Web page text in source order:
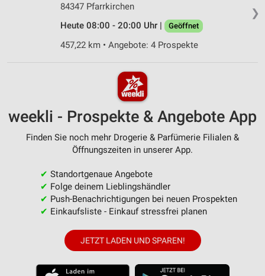
❯
84347 Pfarrkirchen
Heute 08:00 - 20:00 Uhr |
Geöffnet
457,22 km • Angebote: 4 Prospekte
weekli - Prospekte & Angebote App
Finden Sie noch mehr Drogerie & Parfümerie Filialen &
Öffnungszeiten in unserer App.
✔ Standortgenaue Angebote
✔ Folge deinem Lieblingshändler
✔ Push-Benachrichtigungen bei neuen Prospekten
✔ Einkaufsliste - Einkauf stressfrei planen
JETZT LADEN UND SPAREN!